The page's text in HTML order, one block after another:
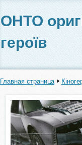
Трансформери
ОНТО
героїв
Главная страница